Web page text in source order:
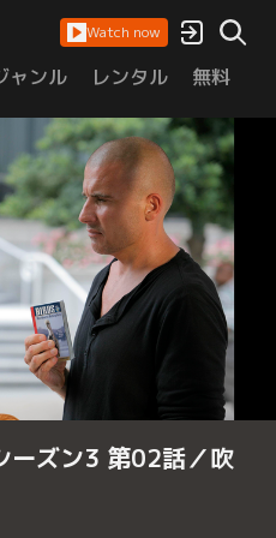
Watch now
ャンル レンタル 無料
ーズン3 第02話／吹